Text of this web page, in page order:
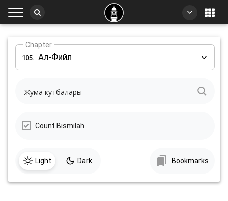
Chapter
105. Ал-Фийл
Count Bismilah
Bookmarks
Light Dark